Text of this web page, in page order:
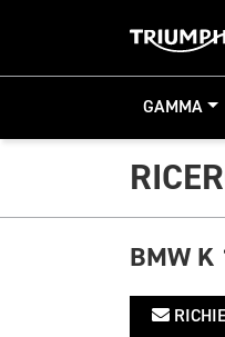
GAMMA
BMW K